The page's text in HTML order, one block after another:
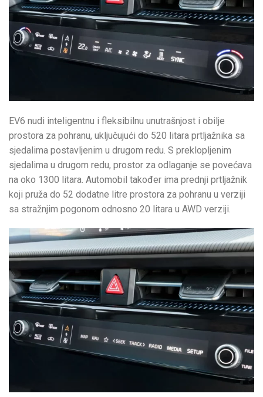
EV6 nudi inteligentnu i fleksibilnu unutrašnjost i obilje
prostora za pohranu, uključujući do 520 litara prtljažnika sa
sjedalima postavljenim u drugom redu. S preklopljenim
sjedalima u drugom redu, prostor za odlaganje se povećava
na oko 1300 litara. Automobil također ima prednji prtljažnik
koji pruža do 52 dodatne litre prostora za pohranu u verziji
sa stražnjim pogonom odnosno 20 litara u AWD verziji.